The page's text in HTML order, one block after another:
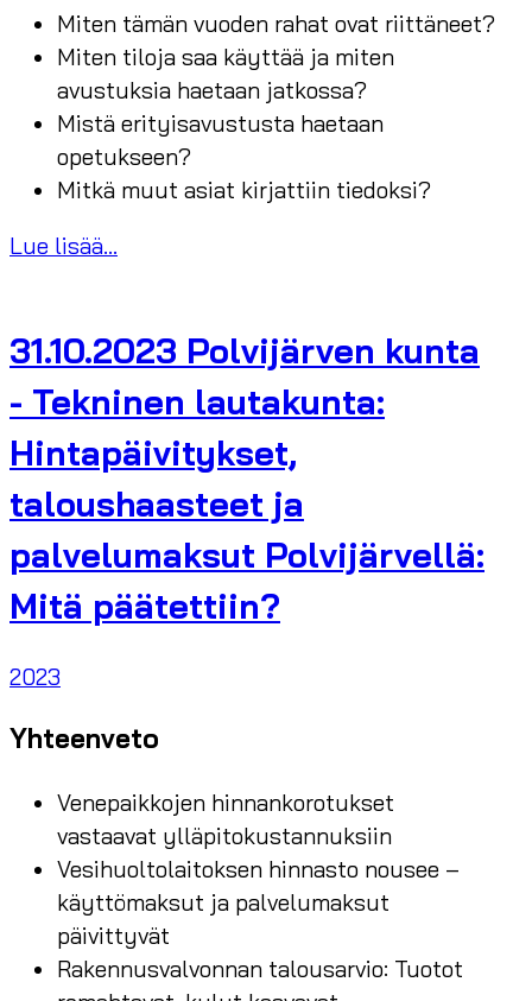
Miten tämän vuoden rahat ovat riittäneet?
Miten tiloja saa käyttää ja miten
avustuksia haetaan jatkossa?
Mistä erityisavustusta haetaan
opetukseen?
Mitkä muut asiat kirjattiin tiedoksi?
Lue lisää...
31.10.2023 Polvijärven kunta
- Tekninen lautakunta:
Hintapäivitykset,
taloushaasteet ja
palvelumaksut Polvijärvellä:
Mitä päätettiin?
2023
Yhteenveto
Venepaikkojen hinnankorotukset
vastaavat ylläpitokustannuksiin
Vesihuoltolaitoksen hinnasto nousee –
käyttömaksut ja palvelumaksut
päivittyvät
Rakennusvalvonnan talousarvio: Tuotot